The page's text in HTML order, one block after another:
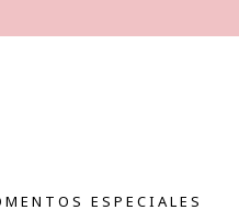
ESPECIALES